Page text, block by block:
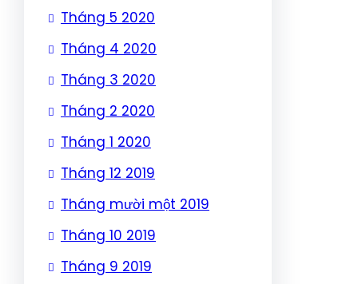
Tháng 5 2020
Tháng 4 2020
Tháng 3 2020
Tháng 2 2020
Tháng 1 2020
Tháng 12 2019
Tháng mười một 2019
Tháng 10 2019
Tháng 9 2019